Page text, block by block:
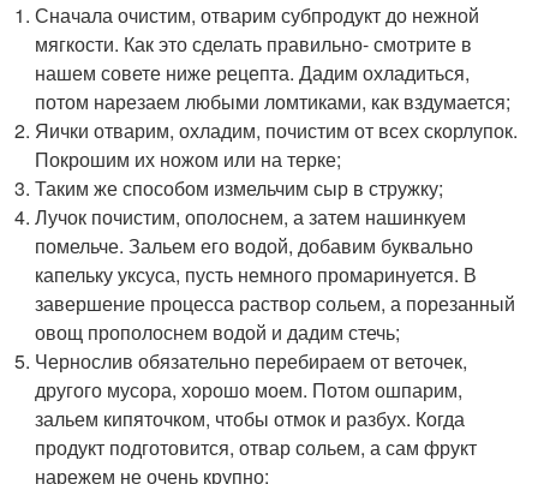
Сначала очистим, отварим субпродукт до нежной
мягкости. Как это сделать правильно- смотрите в
нашем совете ниже рецепта. Дадим охладиться,
потом нарезаем любыми ломтиками, как вздумается;
Яички отварим, охладим, почистим от всех скорлупок.
Покрошим их ножом или на терке;
Таким же способом измельчим сыр в стружку;
Лучок почистим, ополоснем, а затем нашинкуем
помельче. Зальем его водой, добавим буквально
капельку уксуса, пусть немного промаринуется. В
завершение процесса раствор сольем, а порезанный
овощ прополоснем водой и дадим стечь;
Чернослив обязательно перебираем от веточек,
другого мусора, хорошо моем. Потом ошпарим,
зальем кипяточком, чтобы отмок и разбух. Когда
продукт подготовится, отвар сольем, а сам фрукт
нарежем не очень крупно;